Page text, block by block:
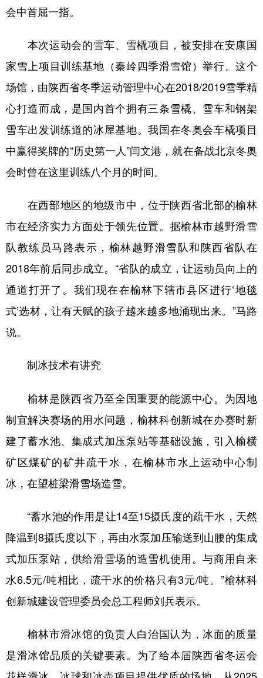
会中首屈一指。
本次运动会的雪车、雪橇项目，被安排在安康国
家雪上项目训练基地（秦岭四季滑雪馆）举行。这个
场馆，由陕西省冬季运动管理中心在2018/2019雪季精
心打造而成，是国内首个拥有三条雪橇、雪车和钢架
雪车出发训练道的冰屋基地。我国在冬奥会车橇项目
中赢得奖牌的“历史第一人”闫文港，就在备战北京冬奥
会时曾在这里训练八个月的时间。
在西部地区的地级市中，位于陕西省北部的榆林
市在经济实力方面处于领先位置。据榆林市越野滑雪
队教练员马路表示，榆林越野滑雪队和陕西省队在
2018年前后同步成立。“省队的成立，让运动员向上的
通道打开了。我们现在在榆林下辖市县区进行‘地毯
式’选材，让有天赋的孩子越来越多地涌现出来。”马路
说。
制冰技术有讲究
榆林是陕西省乃至全国重要的能源中心。为因地
制宜解决赛场的用水问题，榆林科创新城在办赛时新
建了蓄水池、集成式加压泵站等基础设施，引入榆横
矿区煤矿的矿井疏干水，在榆林市水上运动中心制
冰，在望桩梁滑雪场造雪。
“蓄水池的作用是让14至15摄氏度的疏干水，天然
降温到8摄氏度以下，再由水泵加压输送到山腰的集成
式加压泵站，供给滑雪场的造雪机使用。与商用自来
水6.5元/吨相比，疏干水的价格只有3元/吨。”榆林科
创新城建设管理委员会总工程师刘兵表示。
榆林市滑冰馆的负责人白治国认为，冰面的质量
是滑冰馆品质的关键要素。为了给本届陕西省冬运会